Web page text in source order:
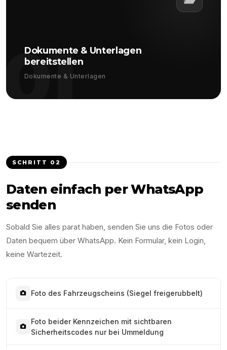
01
Dokumente & Unterlagen
bereitstellen
Dokumente & Unterlagen
SCHRITT 02
Daten einfach per WhatsApp
senden
Sobald Sie alles parat haben, senden Sie uns die Fotos oder
Daten bequem über WhatsApp. Kein Formular, kein Login,
keine Wartezeit.
Foto des Fahrzeugscheins (Siegel freigerubbelt)
Foto beider Kennzeichen mit sichtbaren
Sicherheitscodes nur bei Ummeldung